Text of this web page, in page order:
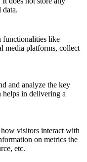
data.
functionalities like
media platforms, collect
and analyze the key
helps in delivering a
visitors interact with
on metrics the
etc.